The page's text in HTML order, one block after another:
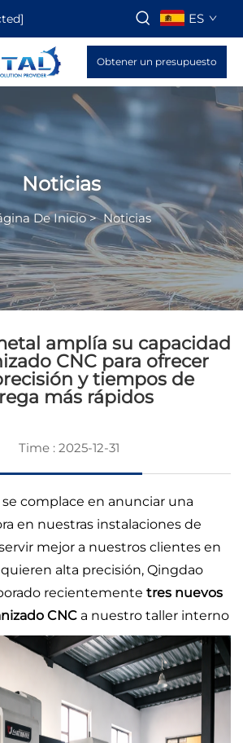
ES
Obtener un presupuesto
Noticias
De Inicio> Noticias
amplía su capacidad
CNC para ofrecer
y tiempos de
más rápidos
Time : 2025-12-31
complace en anunciar una
en nuestras instalaciones de
mejor a nuestros clientes en
alta precisión, Qingdao
recientemente tres nuevos
CNC a nuestro taller interno